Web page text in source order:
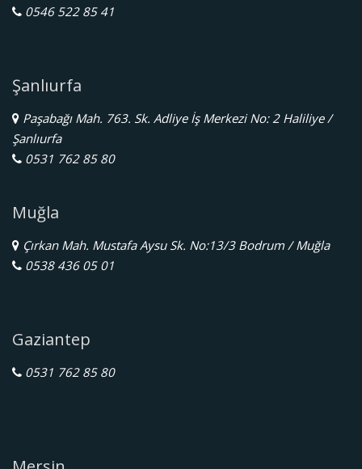
0546 522 85 41
Şanlıurfa
Paşabağı Mah. 763. Sk. Adliye İş Merkezi No: 2 Haliliye /
Şanlıurfa
0531 762 85 80
Muğla
Çırkan Mah. Mustafa Aysu Sk. No:13/3 Bodrum / Muğla
0538 436 05 01
Gaziantep
0531 762 85 80